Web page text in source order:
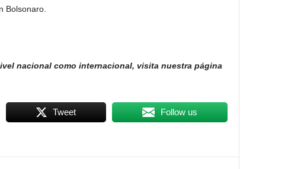
Bolsonaro.
nacional como internacional, visita nuestra página
Tweet Follow us